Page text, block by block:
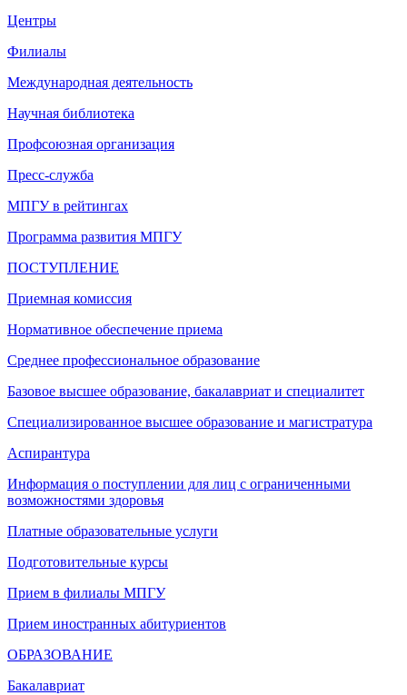
Центры
Филиалы
Международная деятельность
Научная библиотека
Профсоюзная организация
Пресс-служба
МПГУ в рейтингах
Программа развития МПГУ
ПОСТУПЛЕНИЕ
Приемная комиссия
Нормативное обеспечение приема
Среднее профессиональное образование
Базовое высшее образование, бакалавриат и специалитет
Специализированное высшее образование и магистратура
Аспирантура
Информация о поступлении для лиц с ограниченными
возможностями здоровья
Платные образовательные услуги
Подготовительные курсы
Прием в филиалы МПГУ
Прием иностранных абитуриентов
ОБРАЗОВАНИЕ
Бакалавриат